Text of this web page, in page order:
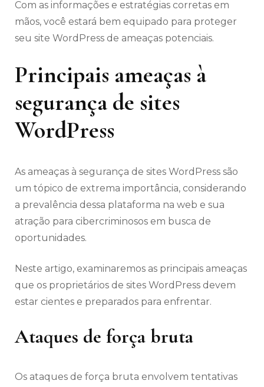
Com as informações e estratégias corretas em
mãos, você estará bem equipado para proteger
seu site WordPress de ameaças potenciais.
Principais ameaças à
segurança de sites
WordPress
As ameaças à segurança de sites WordPress são
um tópico de extrema importância, considerando
a prevalência dessa plataforma na web e sua
atração para cibercriminosos em busca de
oportunidades.
Neste artigo, examinaremos as principais ameaças
que os proprietários de sites WordPress devem
estar cientes e preparados para enfrentar.
Ataques de força bruta
Os ataques de força bruta envolvem tentativas